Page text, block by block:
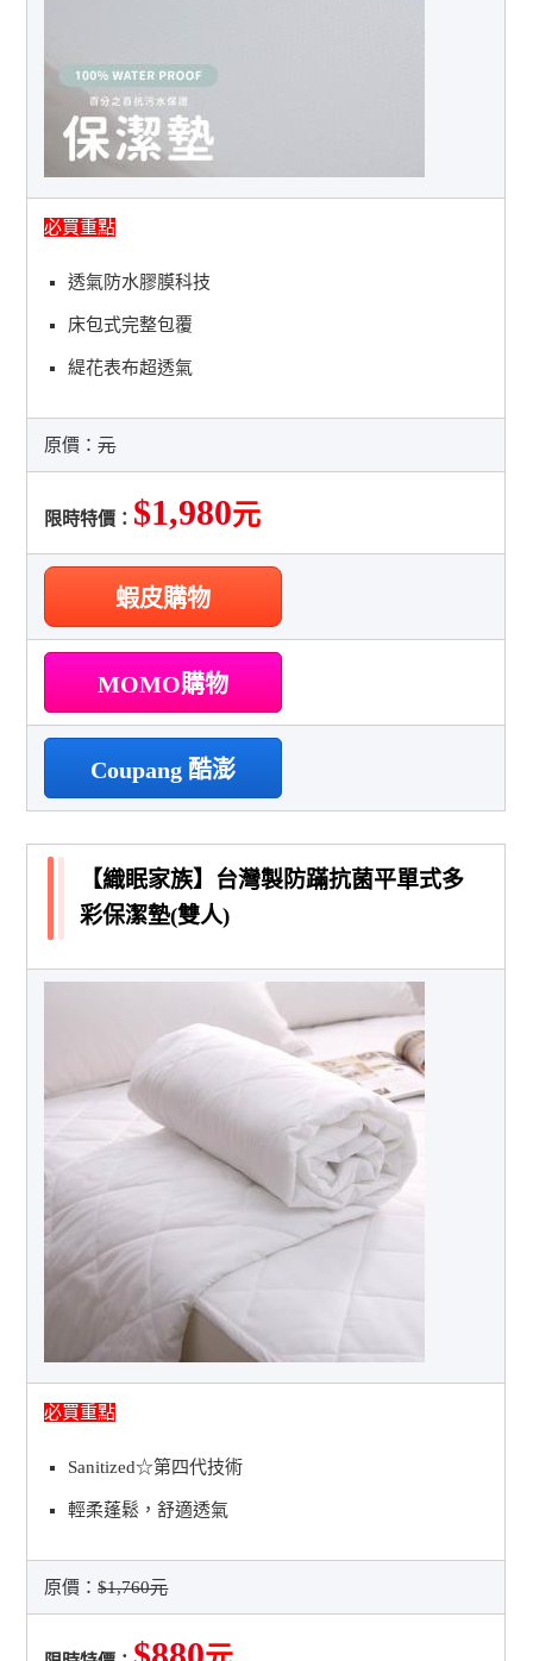
必買重點
透氣防水膠膜科技
床包式完整包覆
緹花表布超透氣
原價：元
限時特價： $1,980元
蝦皮購物
MOMO購物
Coupang 酷澎
【織眠家族】台灣製防蹣抗菌平單式多
彩保潔墊(雙人)
必買重點
Sanitized☆第四代技術
輕柔蓬鬆，舒適透氣
原價：$1,760元